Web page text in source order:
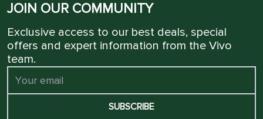
JOIN OUR COMMUNITY
Exclusive access to our best deals, special
offers and expert information from the Vivo
team.
SUBSCRIBE